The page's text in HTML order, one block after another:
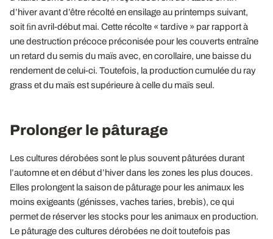
d’hiver avant d’être récolté en ensilage au printemps suivant,
soit ﬁn avril-début mai. Cette récolte « tardive » par rapport à
une destruction précoce préconisée pour les couverts entraîne
un retard du semis du maïs avec, en corollaire, une baisse du
rendement de celui-ci. Toutefois, la production cumulée du ray
grass et du maïs est supérieure à celle du maïs seul.
Prolonger le pâturage
Les cultures dérobées sont le plus souvent pâturées durant
l’automne et en début d’hiver dans les zones les plus douces.
Elles prolongent la saison de pâturage pour les animaux les
moins exigeants (génisses, vaches taries, brebis), ce qui
permet de réserver les stocks pour les animaux en production.
Le pâturage des cultures dérobées ne doit toutefois pas